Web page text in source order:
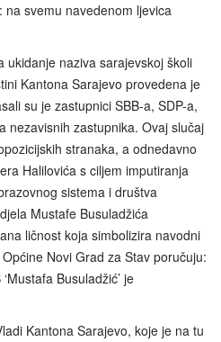
svemu navedenom ljevica
ukidanje naziva sarajevskoj školi
Kantona Sarajevo provedena je
su je zastupnici SBB-a, SDP-a,
nezavisnih zastupnika. Ovaj slučaj
stranaka, a odnedavno
Halilovića s ciljem imputiranja
sistema i društva
Mustafe Busuladžića
ličnost koja simbolizira navodni
Novi Grad za Stav poručuju:
Busuladžić’ je
Kantona Sarajevo, koje je na tu